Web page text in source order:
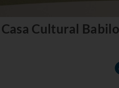
Cultural